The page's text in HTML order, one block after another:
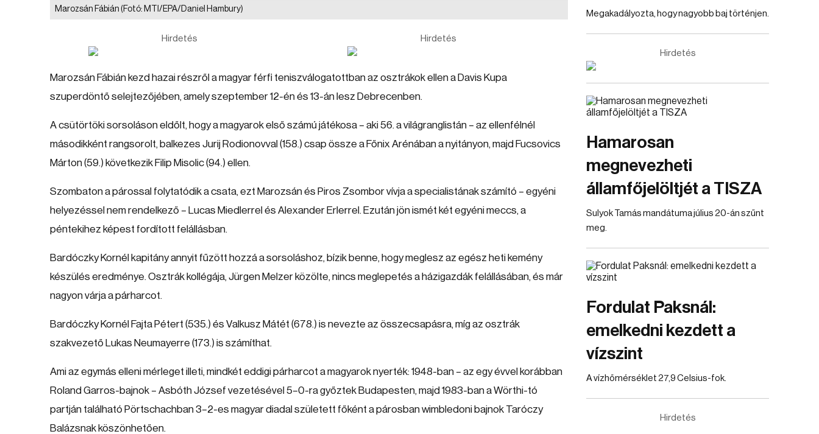
Marozsán Fábián (Fotó: MTI/EPA/Daniel Hambury)
Hirdetés Hirdetés
Marozsán Fábián kezd hazai részről a magyar férfi teniszválogatottban az osztrákok ellen a Davis Kupa
szuperdöntő selejtezőjében, amely szeptember 12-én és 13-án lesz Debrecenben.
A csütörtöki sorsoláson eldőlt, hogy a magyarok első számú játékosa – aki 56. a világranglistán – az ellenfélnél
másodikként rangsorolt, balkezes Jurij Rodionovval (158.) csap össze a Főnix Arénában a nyitányon, majd Fucsovics
Márton (59.) következik Filip Misolic (94.) ellen.
Szombaton a párossal folytatódik a csata, ezt Marozsán és Piros Zsombor vívja a specialistának számító – egyéni
helyezéssel nem rendelkező – Lucas Miedlerrel és Alexander Erlerrel. Ezután jön ismét két egyéni meccs, a
péntekihez képest fordított felállásban.
Bardóczky Kornél kapitány annyit fűzött hozzá a sorsoláshoz, bízik benne, hogy meglesz az egész heti kemény
készülés eredménye. Osztrák kollégája, Jürgen Melzer közölte, nincs meglepetés a házigazdák felállásában, és már
nagyon várja a párharcot.
Bardóczky Kornél Fajta Pétert (535.) és Valkusz Mátét (678.) is nevezte az összecsapásra, míg az osztrák
szakvezető Lukas Neumayerre (173.) is számíthat.
Ami az egymás elleni mérleget illeti, mindkét eddigi párharcot a magyarok nyerték: 1948-ban – az egy évvel korábban
Roland Garros-bajnok – Asbóth József vezetésével 5–0-ra győztek Budapesten, majd 1983-ban a Wörthi-tó
partján található Pörtschachban 3–2-es magyar diadal született főként a párosban wimbledoni bajnok Taróczy
Balázsnak köszönhetően.
Megakadályozta, hogy nagyobb baj történjen.
Hirdetés
Hamarosan
megnevezheti
államfőjelöltjét a TISZA
Sulyok Tamás mandátuma július 20-án szűnt
meg.
Fordulat Paksnál:
emelkedni kezdett a
vízszint
A vízhőmérséklet 27,9 Celsius-fok.
Hirdetés